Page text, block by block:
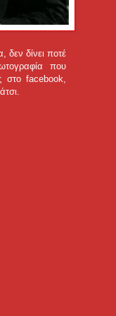
δεν δίνει ποτέ
που
στο facebook,